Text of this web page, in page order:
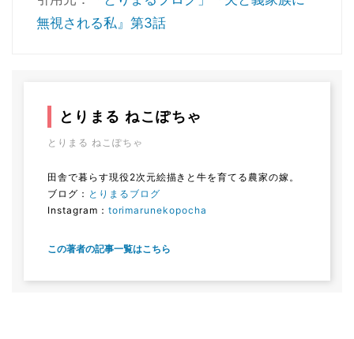
無視される私』第3話
とりまる ねこぽちゃ
とりまる ねこぽちゃ
田舎で暮らす現役2次元絵描きと牛を育てる農家の嫁。
ブログ： とりまるブログ
Instagram： torimarunekopocha
この著者の記事一覧はこちら